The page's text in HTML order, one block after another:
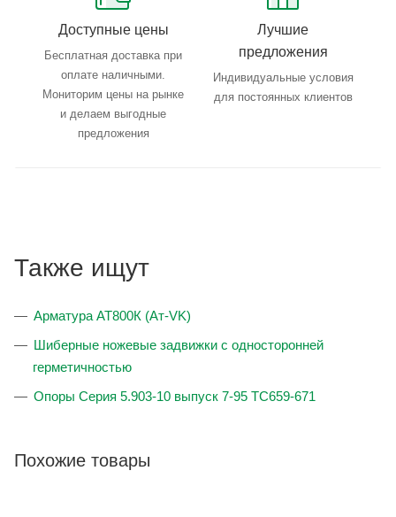
Доступные цены
Бесплатная доставка при
оплате наличными.
Мониторим цены на рынке
и делаем выгодные
предложения
Лучшие
предложения
Индивидуальные условия
для постоянных клиентов
Также ищут
Арматура АТ800К (Ат-VK)
Шиберные ножевые задвижки с односторонней
герметичностью
Опоры Серия 5.903-10 выпуск 7-95 ТС659-671
Похожие товары